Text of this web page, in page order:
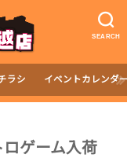
SEARCH
ラシ イベントカレンダ
ゲーム入荷